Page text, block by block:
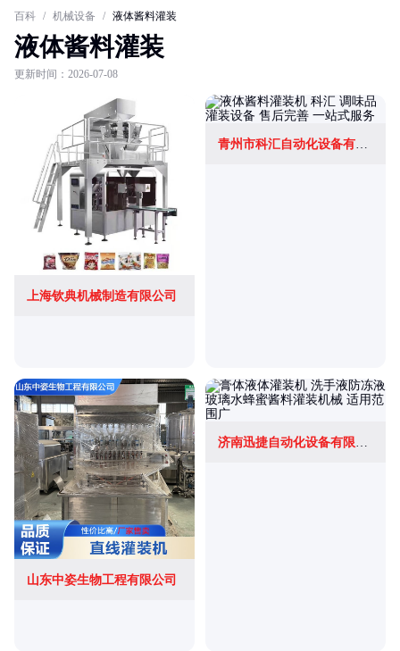
百科 / 机械设备 / 液体酱料灌装
液体酱料灌装
更新时间：2026-07-08
上海钦典机械制造有限公司
青州市科汇自动化设备有限公司
山东中姿生物工程有限公司
济南迅捷自动化设备有限公司